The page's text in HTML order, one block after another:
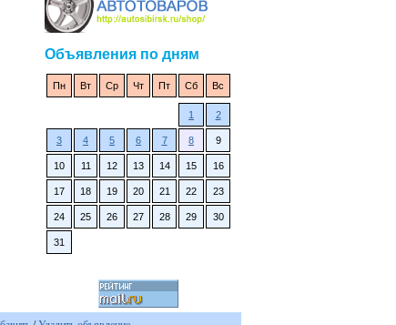
Объявления по дням
Пн Вт Ср Чт Пт Сб Вс
1 2
3 4 5 6 7 8 9
10 11 12 13 14 15 16
17 18 19 20 21 22 23
24 25 26 27 28 29 30
31